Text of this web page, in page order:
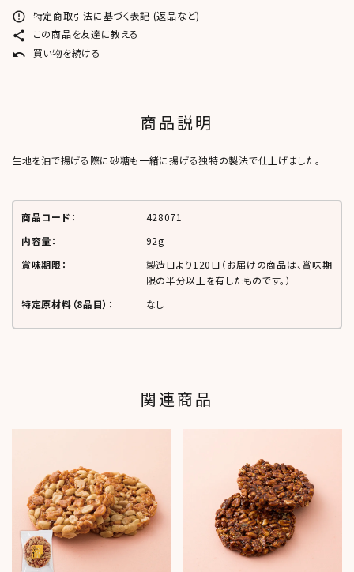
error_outline 特定商取引法に基づく表記 (返品など)
share この商品を友達に教える
undo 買い物を続ける
商品説明
生地を油で揚げる際に砂糖も一緒に揚げる独特の製法で仕上げました。
商品コード：
428071
内容量：
92g
賞味期限：
製造日より120日 （お届けの商品は、賞味期
限の半分以上を有したものです。）
特定原材料（8品目）：
なし
関連商品